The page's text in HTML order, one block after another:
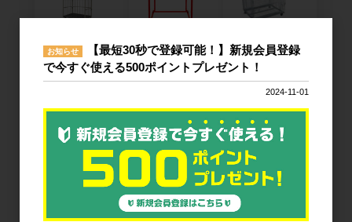
カゴ台車
ネスティング
ラック
メッシュパレ
6輪台車 ラック Zラック
お知らせ
【最短30秒で登録可能！】新規会員登録
で今すぐ使える500ポイントプレゼント！
2024-11-01